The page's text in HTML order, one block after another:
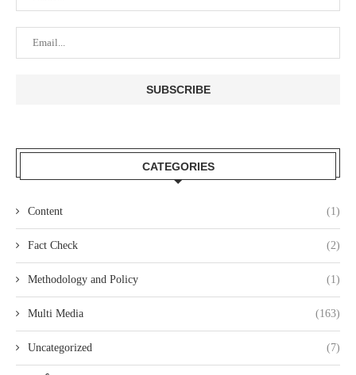
CATEGORIES
Content (1)
Fact Check (2)
Methodology and Policy (1)
Multi Media (163)
Uncategorized (7)